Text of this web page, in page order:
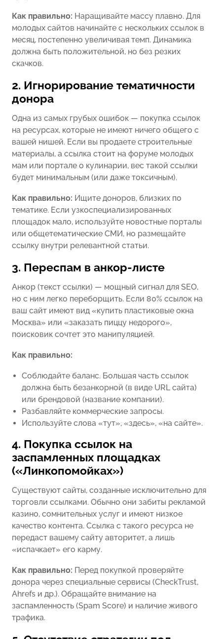
Как правильно: Наращивайте массу плавно. Для
молодых сайтов начинайте с нескольких ссылок в
месяц, постепенно увеличивая темп. Динамика
должна быть положительной, но без резких
скачков.
2. Игнорирование тематичности
донора
Одна из самых грубых ошибок — покупка ссылок
на ресурсах, которые не имеют ничего общего с
вашей нишей. Если вы продаете строительные
материалы, а ссылка стоит на форуме молодых
мам или портале о кулинарии, вес такой ссылки
будет минимальным (или даже токсичным).
Как правильно: Ищите доноров, близких по
тематике. Если узкоспециализированных
площадок мало, используйте новостные порталы
или общетематические СМИ, но размещайте
ссылку внутри релевантной статьи.
3. Переспам в анкор-листе
Анкор (текст ссылки) — мощный сигнал для SEO,
но с ним легко переборщить. Если 80% ссылок на
ваш сайт имеют вид «купить пластиковые окна
Москва» или «заказать пиццу недорого»,
поисковик сочтет это манипуляцией.
Как правильно:
Соблюдайте баланс. Большая часть ссылок
должна быть безанкорной (в виде URL сайта)
или брендовой (название компании).
Разбавляйте коммерческие запросы.
Используйте слова «тут», «здесь», «на сайте».
4. Покупка ссылок на
заспамленных площадках
(«Линкопомойках»)
Существуют сайты, созданные исключительно для
торговли ссылками. Обычно они забиты рекламой
казино, сомнительных услуг и имеют низкое
качество контента. Ссылка с такого ресурса не
передаст вашему сайту авторитет, а лишь
«испачкает» его карму.
Как правильно: Перед покупкой проверяйте
донора через специальные сервисы (CheckTrust,
Ahrefs и др.). Обращайте внимание на
заспамленность (Spam Score) и наличие живого
трафика.